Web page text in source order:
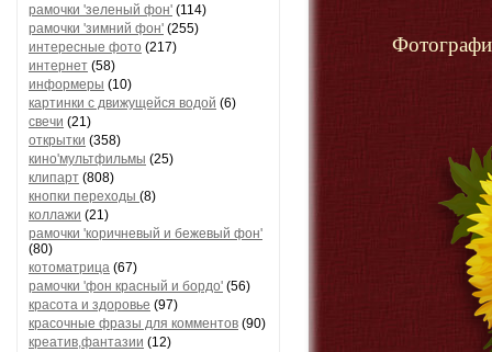
рамочки 'зеленый фон' (114)
рамочки 'зимний фон' (255)
интересные фото (217)
интернет (58)
информеры (10)
картинки с движущейся водой (6)
свечи (21)
открытки (358)
кино'мультфильмы (25)
клипарт (808)
кнопки переходы (8)
коллажи (21)
рамочки 'коричневый и бежевый фон'
(80)
котоматрица (67)
рамочки 'фон красный и бордо' (56)
красота и здоровье (97)
красочные фразы для комментов (90)
креатив,фантазии (12)